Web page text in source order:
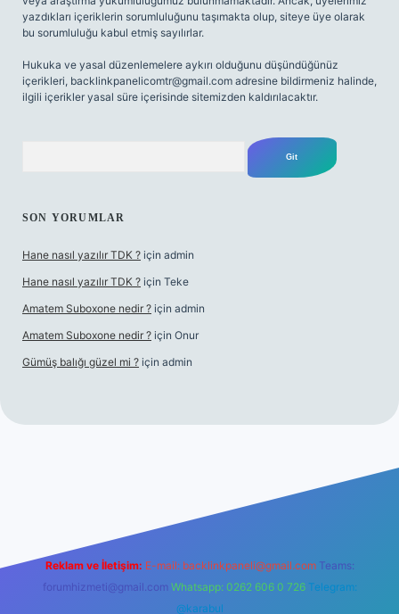
yazdıkları içeriklerin sorumluluğunu taşımakta olup, siteye üye olarak
bu sorumluluğu kabul etmiş sayılırlar.
Hukuka ve yasal düzenlemelere aykırı olduğunu düşündüğünüz
içerikleri, backlinkpanelicomtr@gmail.com adresine bildirmeniz halinde,
ilgili içerikler yasal süre içerisinde sitemizden kaldırılacaktır.
SON YORUMLAR
Hane nasıl yazılır TDK ? için admin
Hane nasıl yazılır TDK ? için Teke
Amatem Suboxone nedir ? için admin
Amatem Suboxone nedir ? için Onur
Gümüş balığı güzel mi ? için admin
Reklam ve İletişim: E-mail: backlinkpaneli@gmail.com Teams:
forumhizmeti@gmail.com Whatsapp: 0262 606 0 726 Telegram:
@karabul